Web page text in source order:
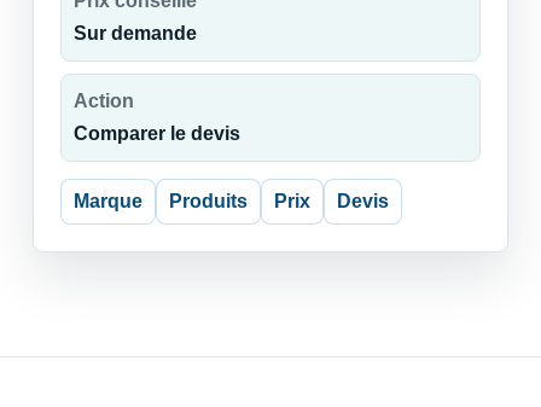
Sur demande
Action
Comparer le devis
Marque Produits Prix Devis